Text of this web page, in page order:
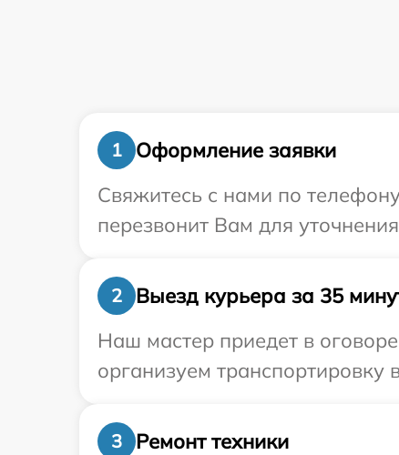
1
Оформление заявки
Свяжитесь с нами по
перезвонит Вам для
2
Выезд курьера за 35
Наш мастер приедет в
организуем транспортировку
3
Ремонт техники